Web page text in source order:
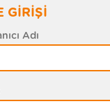
GİRİŞİ
Adı